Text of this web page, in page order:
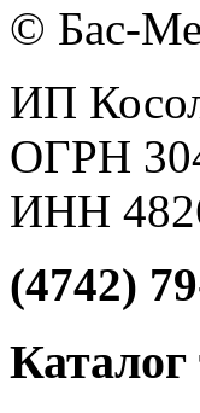
© Бас-
ИП
ОГРН
ИНН
(4742)
Каталог